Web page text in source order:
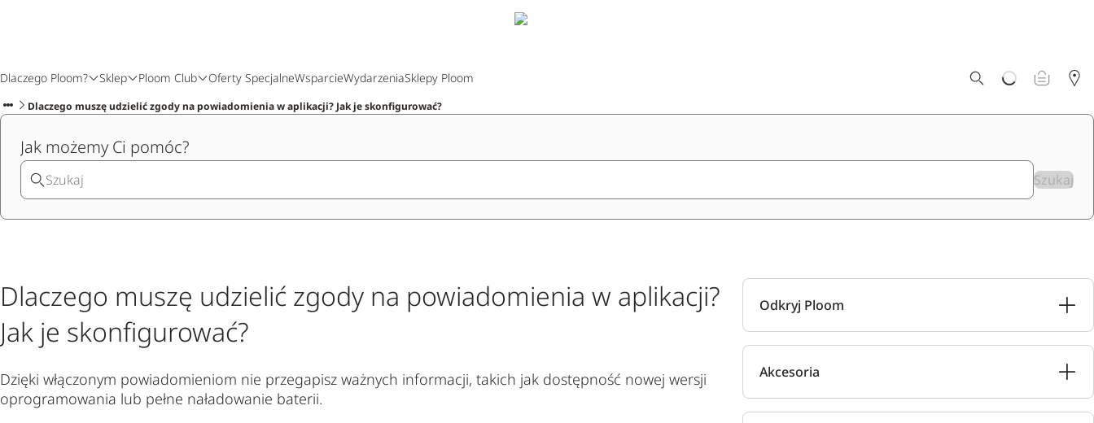
Dlaczego Ploom? Sklep Ploom Club Oferty SpecjalneWsparcieWydarzeniaSklepy Ploom
Dlaczego muszę udzielić zgody na powiadomienia w aplikacji? Jak je skonfigurować?
Jak możemy Ci pomóc?
Szukaj
Dlaczego muszę udzielić zgody na powiadomienia w aplikacji?
Jak je skonfigurować?
Dzięki włączonym powiadomieniom nie przegapisz ważnych informacji, takich jak dostępność nowej wersji
oprogramowania lub pełne naładowanie baterii.
Odkryj Ploom
Akcesoria